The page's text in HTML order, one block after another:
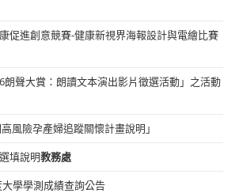
促進創意競賽-健康新視界海報設計與電繪比賽
朗聲大賞：朗讀文本演出影片徵選活動」之活動
風險孕產婦追蹤關懷計畫說明」
填說明教務處
大學學測成績查詢公告